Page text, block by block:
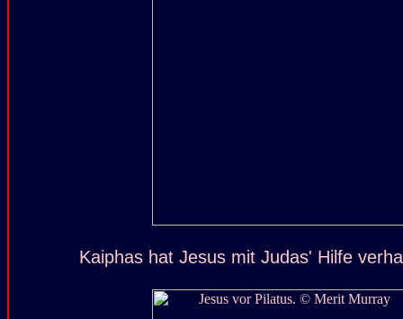
Kaiphas hat Jesus mit Judas' Hilfe